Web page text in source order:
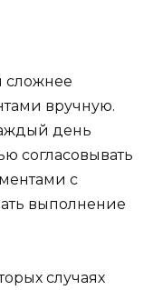
сложнее
вручную.
день
согласовывать
с
выполнение
случаях